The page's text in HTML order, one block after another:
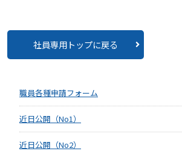
社員専用トップに戻る
職員各種申請フォーム
近日公開（No1）
近日公開（No2）